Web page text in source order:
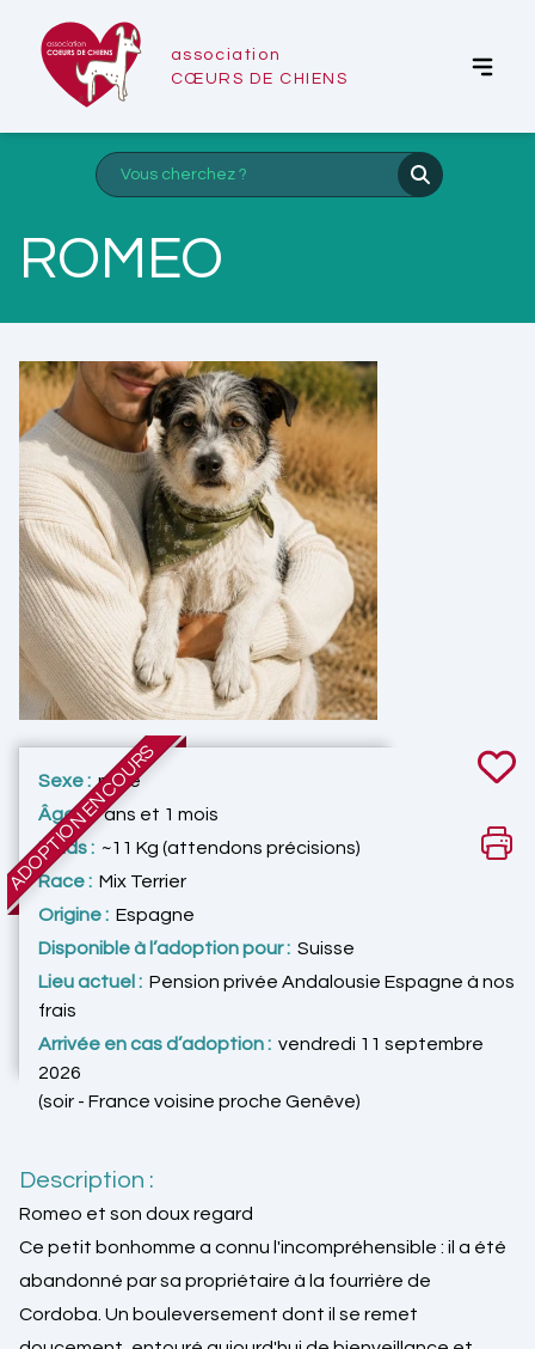
association
CŒURS DE CHIENS
ROMEO
ADOPTION EN COURS
Sexe : mâle
Âge :7 ans et 1 mois
Poids : ~11 Kg (attendons précisions)
Race : Mix Terrier
Origine : Espagne
Disponible à l’adoption pour : Suisse
Lieu actuel : Pension privée Andalousie Espagne à nos
frais
Arrivée en cas d’adoption : vendredi 11 septembre
2026
(soir - France voisine proche Genêve)
Description :
Romeo et son doux regard
Ce petit bonhomme a connu l'incompréhensible : il a été
abandonné par sa propriétaire à la fourrière de
Cordoba. Un bouleversement dont il se remet